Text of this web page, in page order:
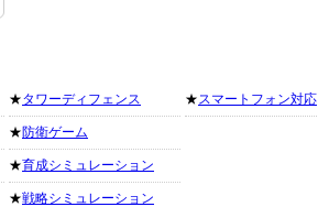
★タワーディフェンス
★防衛ゲーム
★育成シミュレーション
★戦略シミュレーション
★スマートフォン対応